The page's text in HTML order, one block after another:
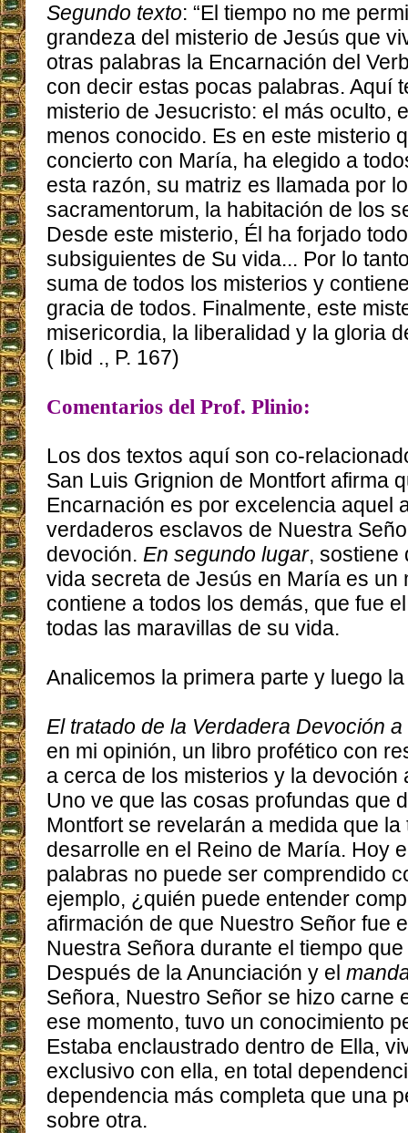
Segundo texto: “El tiempo no me
grandeza del misterio de Jesús que
otras palabras la Encarnación del
con decir estas pocas palabras. Aquí
misterio de Jesucristo: el más oculto,
menos conocido. Es en este misterio
concierto con María, ha elegido a
esta razón, su matriz es llamada por
sacramentorum, la habitación de los
Desde este misterio, Él ha forjado
subsiguientes de Su vida... Por lo
suma de todos los misterios y
gracia de todos. Finalmente, este
misericordia, la liberalidad y la gloria
( Ibid ., P. 167)
Comentarios del Prof. Plinio:
Los dos textos aquí son co-
San Luis Grignion de Montfort afirma
Encarnación es por excelencia aquel
verdaderos esclavos de Nuestra
devoción. En segundo lugar, sostiene
vida secreta de Jesús en María es un
contiene a todos los demás, que fue
todas las maravillas de su vida.
Analicemos la primera parte y luego
El tratado de la Verdadera Devoción
en mi opinión, un libro profético con
a cerca de los misterios y la devoción
Uno ve que las cosas profundas que
Montfort se revelarán a medida que
desarrolle en el Reino de María. Hoy
palabras no puede ser comprendido
ejemplo, ¿quién puede entender
afirmación de que Nuestro Señor fue
Nuestra Señora durante el tiempo
Después de la Anunciación y el
Señora, Nuestro Señor se hizo carne
ese momento, tuvo un conocimiento
Estaba enclaustrado dentro de Ella,
exclusivo con ella, en total
dependencia más completa que una
sobre otra.